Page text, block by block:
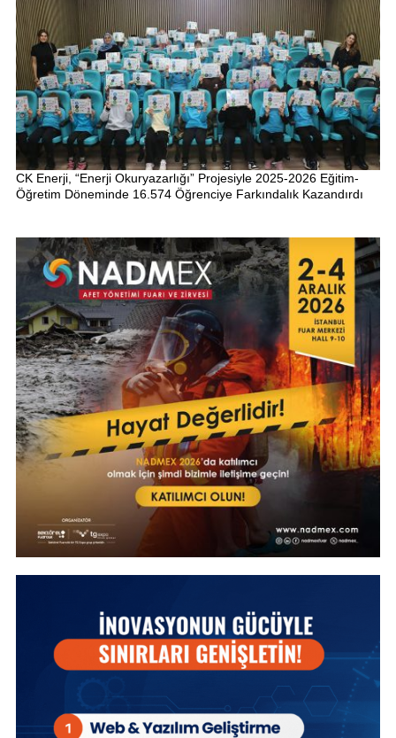
CK Enerji, “Enerji Okuryazarlığı” Projesiyle 2025-2026 Eğitim-
Öğretim Döneminde 16.574 Öğrenciye Farkındalık Kazandırdı